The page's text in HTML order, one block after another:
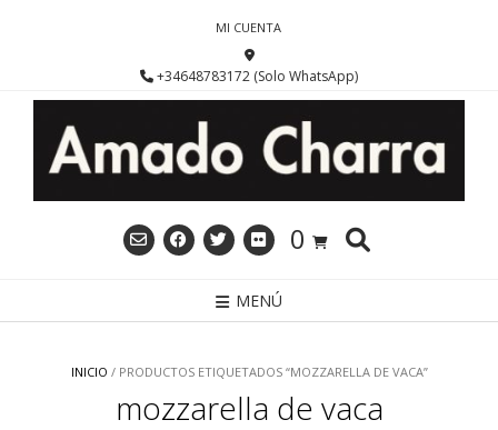
MI CUENTA
+34648783172 (Solo WhatsApp)
0
MENÚ
INICIO / PRODUCTOS ETIQUETADOS “MOZZARELLA DE VACA”
mozzarella de vaca